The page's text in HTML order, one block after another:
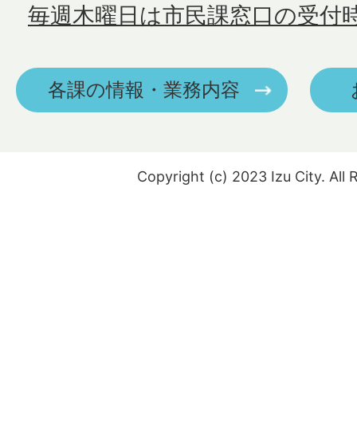
毎週木曜日は市民課窓口の受付
各課の情報・業務内容
Copyright (c) 2023 Izu City. All